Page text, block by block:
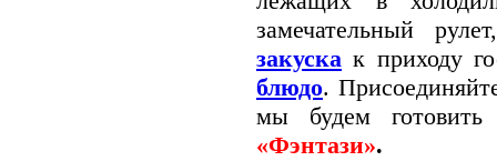
замечательный
закуска к приходу
блюдо.
мы будем
«Фэнтази».